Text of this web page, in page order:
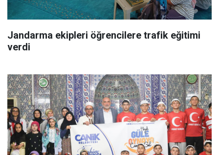
Jandarma ekipleri öğrencilere trafik eğitimi
verdi